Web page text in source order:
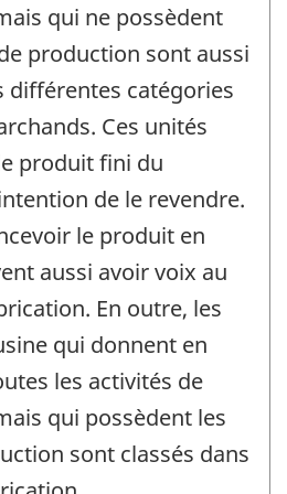
qui ne possèdent
production sont aussi
différentes catégories
Ces unités
produit fini du
de le revendre.
le produit en
aussi avoir voix au
En outre, les
qui donnent en
les activités de
qui possèdent les
sont classés dans